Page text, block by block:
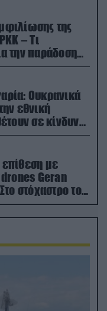
της
– Τι
την παράδοση
Ουκρανικά
εθνική
σε κίνδυνο
του ΝΑΤΟ
με
Geran
στόχαστρο το
Flamingo